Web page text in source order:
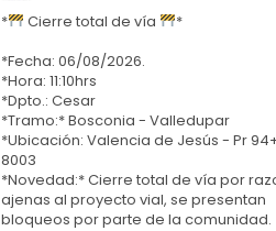
* Cierre total de vía
*
*Fecha: 06/08/2026.
*Hora: 11:10hrs
*Dpto.: Cesar
*Tramo:* Bosconia - Valledupar
*Ubicación: Valencia de Jesús - Pr
8003
*Novedad:* Cierre total de vía por
ajenas al proyecto vial, se presentan
bloqueos por parte de la comunidad.